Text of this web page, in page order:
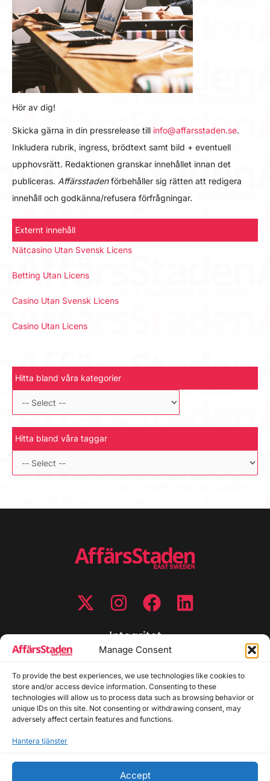
Manage Consent
To provide the best experiences, we use technologies like cookies to
store and/or access device information. Consenting to these
technologies will allow us to process data such as browsing behavior or
unique IDs on this site. Not consenting or withdrawing consent, may
adversely affect certain features and functions.
Hantera tjänster
Accept
Hör av dig!
Skicka gärna in din pressrelease till info@affarsstaden.se.
Inkludera rubrik, ingress, brödtext samt bild + eventuell
upphovsrätt. Redaktionen granskar innehållet innan det
publiceras. Affärsstadenförbehåller sig rätten att redigera
innehåll och godkänna/refusera förfrågningar.
Externt innehåll
Nätcasino Utan Svensk Licens
Betting Utan Licens
Casino Utan Svensk Licens
Casino Utan Licens
Hitta bland våra kategorier
Hitta bland våra taggar
Integritet
Cookiepolicy
Disclaimer
Redaktionell policy
Utgivarinformation